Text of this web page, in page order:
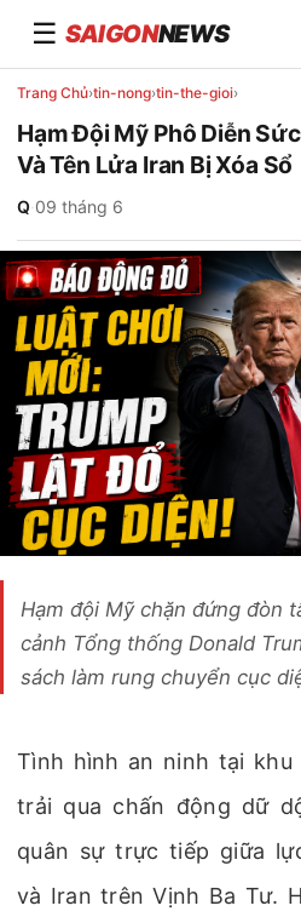
☰ SAIGONNEWS
Trang Chủ›tin-nong›tin-the-gioi›
Hạm Đội Mỹ Phô Diễn
Và Tên Lửa Iran Bị Xóa Sổ
Q·09 tháng 6
Hạm đội Mỹ chặn đứng đòn
cảnh Tổng thống Donald
sách làm rung chuyển cục
Tình hình an ninh tại
trải qua chấn động dữ
quân sự trực tiếp giữa
và Iran trên Vịnh Ba Tư.